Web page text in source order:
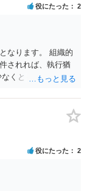
役にたった 2
なります。 組織的
されれば、執行猶
くとも、執行猶予
ともあります。 保
るまで難しいです
により、結果が変
れることをお勧め
役にたった 2